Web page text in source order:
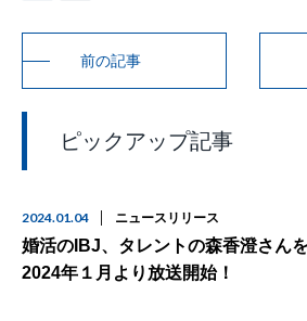
前の記事
ピックアップ記事
2024.01.04 ニュースリリース
婚活のIBJ、タレントの森香澄さん
2024年１月より放送開始！